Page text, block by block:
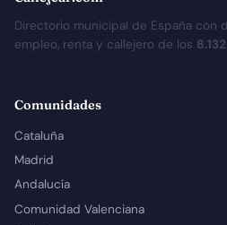
Directorio municipal de España con
empleo, renta y callejero de los
Comunidades
Cataluña
Madrid
Andalucía
Comunidad Valenciana